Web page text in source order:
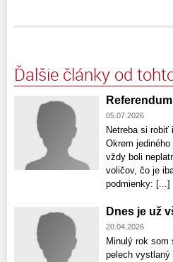
Ďalšie články od
05.07.2026
Netreba si robiť
Okrem
vždy boli
voličov, čo je
podmienky: [...]
Dnes je už
20.04.2026
Minulý rok
pelech